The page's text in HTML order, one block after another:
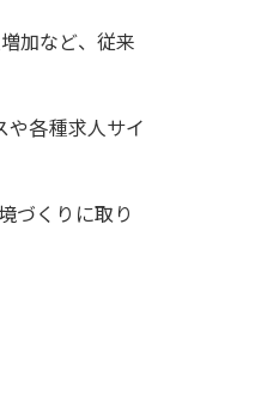
加など、従来
各種求人サイ
づくりに取り